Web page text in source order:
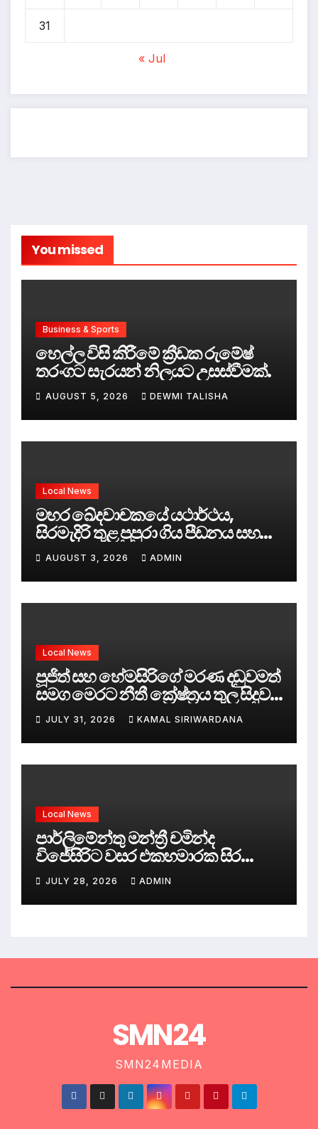
31
« Jul
You missed
Business & Sports
හෙල්ල විසි කිරීමේ ක්‍රීඩක රුමේෂ්
තරංගට සැරයන් නිලයට උසස්වීමක්.
AUGUST 5, 2026 DEWMI TALISHA
Local News
මහර ඛේදවාචකයේ යථාර්ථය,
සිරමැදිරි තුළ පුපුරා ගිය පීඩනය සහ
පලිගැනීමේ දේශපාලනය
AUGUST 3, 2026 ADMIN
Local News
පූජිත් සහ හේමසිරිගේ මරණ දඩුවමත්
සමග මෙරට නීතී ක්‍රේෂ්ත්‍රය තුල සිදුව
ඇත්තේ කුමක්ද ?
JULY 31, 2026 KAMAL SIRIWARDANA
Local News
පාර්ලිමේන්තු මන්ත්‍රී චමින්ද
විජේසිරිට වසර එකහමාරක සිර
දඬුවම්.
JULY 28, 2026 ADMIN
SMN24
SMN24MEDIA